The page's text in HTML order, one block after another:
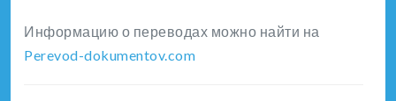
Информацию о переводах можно найти на
Perevod-dokumentov.com